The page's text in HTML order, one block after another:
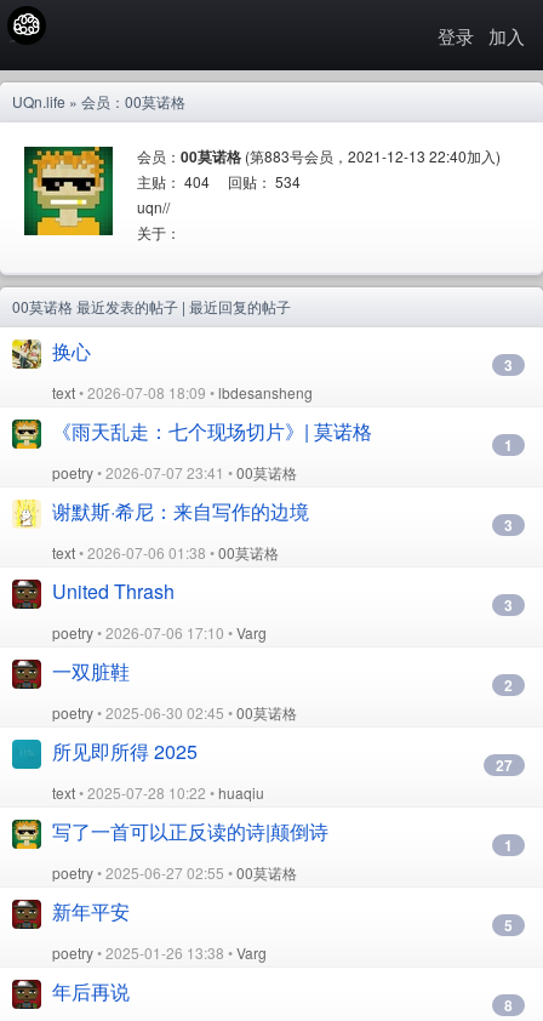
登录 加入
UQn.life » 会员：00莫诺格
会员： 00莫诺格 (第883号会员，2021-12-13 22:40加入)
主贴： 404 回贴： 534
uqn//
关于：
00莫诺格最近发表的帖子 | 最近回复的帖子
换心
text• 2026-07-08 18:09 •lbdesansheng
3
《雨天乱走：七个现场切片》| 莫诺格
poetry• 2026-07-07 23:41 •00莫诺格
1
谢默斯·希尼：来自写作的边境
text• 2026-07-06 01:38 •00莫诺格
3
United Thrash
poetry• 2026-07-06 17:10 •Varg
3
一双脏鞋
poetry• 2025-06-30 02:45 •00莫诺格
2
所见即所得 2025
text• 2025-07-28 10:22 •huaqiu
27
写了一首可以正反读的诗|颠倒诗
poetry• 2025-06-27 02:55 •00莫诺格
1
新年平安
poetry• 2025-01-26 13:38 •Varg
5
年后再说 8